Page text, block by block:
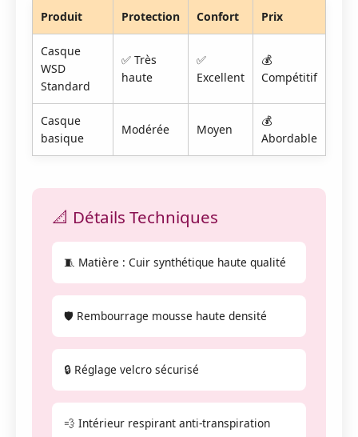
Produit Protection Confort Prix
Casque
WSD
Standard
✅ Très
haute
✅
Excellent
💰
Compétitif
Casque
basique
Modérée Moyen
💰
Abordable
📐 Détails Techniques
🧵 Matière : Cuir synthétique haute qualité
🛡️ Rembourrage mousse haute densité
🔒 Réglage velcro sécurisé
💨 Intérieur respirant anti-transpiration